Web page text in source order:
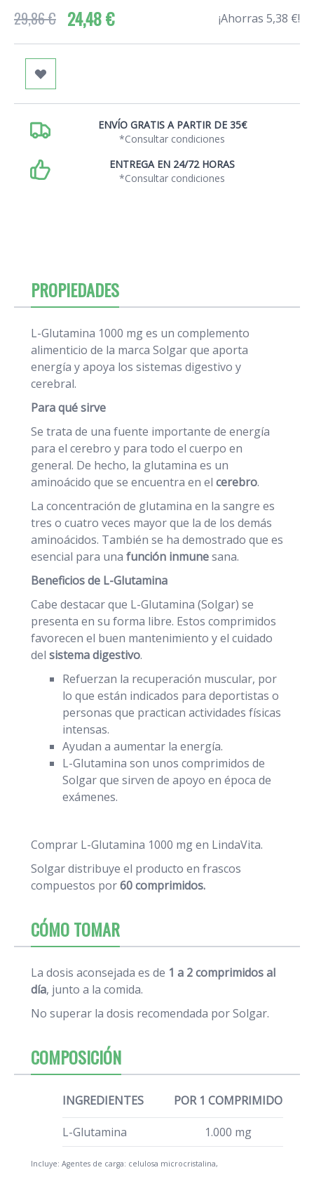
29,86 € 24,48 € ¡Ahorras 5,38 €!
ENVÍO GRATIS A PARTIR DE 35€
*Consultar condiciones
ENTREGA EN 24/72 HORAS
*Consultar condiciones
PROPIEDADES
L-Glutamina 1000 mg es un complemento
alimenticio de la marca Solgar que aporta
energía y apoya los sistemas digestivo y
cerebral.
Para qué sirve
Se trata de una fuente importante de energía
para el cerebro y para todo el cuerpo en
general. De hecho, la glutamina es un
aminoácido que se encuentra en el cerebro.
La concentración de glutamina en la sangre es
tres o cuatro veces mayor que la de los demás
aminoácidos. También se ha demostrado que es
esencial para una función inmunesana.
Beneficios de L-Glutamina
Cabe destacar que L-Glutamina (Solgar) se
presenta en su forma libre. Estos comprimidos
favorecen el buen mantenimiento y el cuidado
del sistema digestivo.
Refuerzan la recuperación muscular, por
lo que están indicados para deportistas o
personas que practican actividades físicas
intensas.
Ayudan a aumentar la energía.
L-Glutamina son unos comprimidos de
Solgar que sirven de apoyo en época de
exámenes.
Comprar L-Glutamina 1000 mg en LindaVita.
Solgar distribuye el producto en frascos
compuestos por60 comprimidos.
CÓMO TOMAR
La dosis aconsejada es de 1 a 2 comprimidos al
día, junto a la comida.
No superar la dosis recomendada por Solgar.
COMPOSICIÓN
INGREDIENTES POR 1 COMPRIMIDO
L-Glutamina 1.000 mg
Incluye: Agentes de carga: celulosa microcristalina,